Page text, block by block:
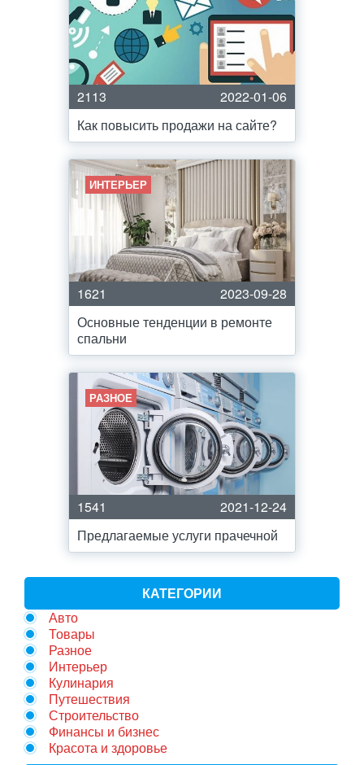
2113
2022-01-06
Как повысить продажи на сайте?
ИНТЕРЬЕР
1621
2023-09-28
Основные тенденции в ремонте
спальни
РАЗНОЕ
1541
2021-12-24
Предлагаемые услуги прачечной
КАТЕГОРИИ
Авто
Товары
Разное
Интерьер
Кулинария
Путешествия
Строительство
Финансы и бизнес
Красота и здоровье